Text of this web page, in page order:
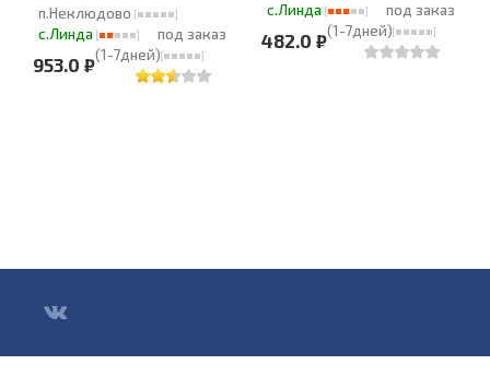
п.Неклюдово
с.Линда
под заказ
(1-7дней)
953.0 ₽
с.Линда
под заказ
(1-7дней)
482.0 ₽